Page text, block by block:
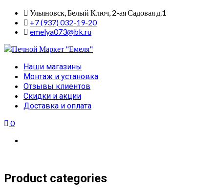
Skip
content
Ульяновск, Белый Ключ, 2-ая Садовая д.1
+7 (937) 032-19-20
emelya073@bk.ru
Primary
Menu
Наши магазины
Монтаж и установка
Отзывы клиентов
Скидки и акции
Доставка и оплата
0
Product categories